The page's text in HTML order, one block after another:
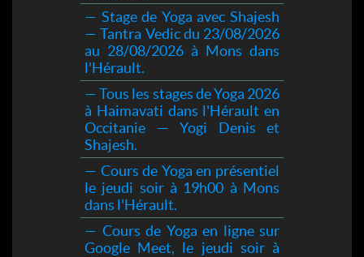
— Stage de Yoga avec Shajesh
— Tantra Vedic du 23/08/2026
au 28/08/2026 à Mons dans
l'Hérault.
— Tous les stages de Yoga 2026
à Haimavati dans l'Hérault en
Occitanie — Yogi Denis et
Shajesh.
— Cours de Yoga en présentiel
le jeudi soir à 19h00 à Mons
dans l'Hérault.
— Cours de Yoga en ligne sur
Google Meet, le jeudi soir à